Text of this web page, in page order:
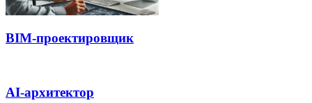
BIM-проектировщик
AI-архитектор